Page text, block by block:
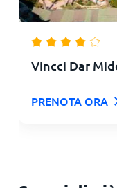
Vincci Dar
PRENOTA ORA